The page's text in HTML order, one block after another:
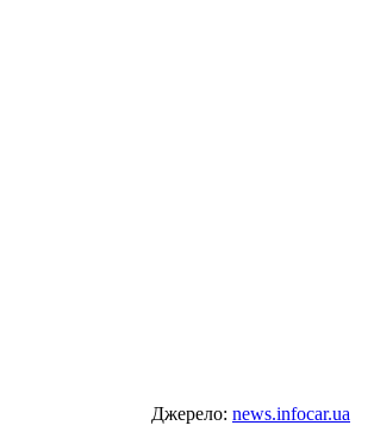
Джерело: news.infocar.ua